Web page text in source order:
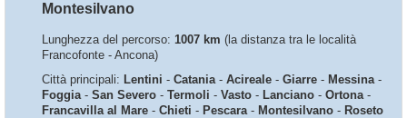
Montesilvano
Lunghezza del percorso: 1007 km (la distanza tra le località
Francofonte - Ancona)
Città principali: Lentini - Catania- Acireale - Giarre - Messina-
Foggia- San Severo - Termoli - Vasto - Lanciano - Ortona-
Francavilla al Mare - Chieti - Pescara- Montesilvano - Roseto